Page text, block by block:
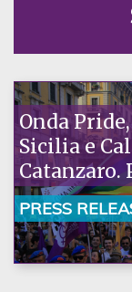
Onda
Sicilia e
Catanzaro.
la nostra
PRESS